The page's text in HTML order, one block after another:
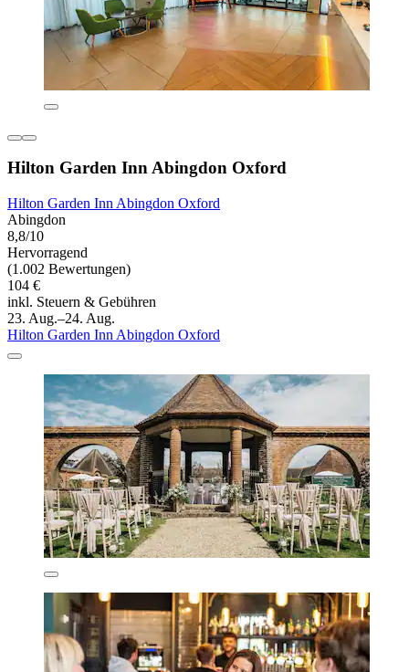
Hilton Garden Inn Abingdon Oxford
Hilton Garden Inn Abingdon Oxford
Abingdon
8,8/10
Hervorragend
(1.002 Bewertungen)
104 €
inkl. Steuern & Gebühren
23. Aug.–24. Aug.
Hilton Garden Inn Abingdon Oxford